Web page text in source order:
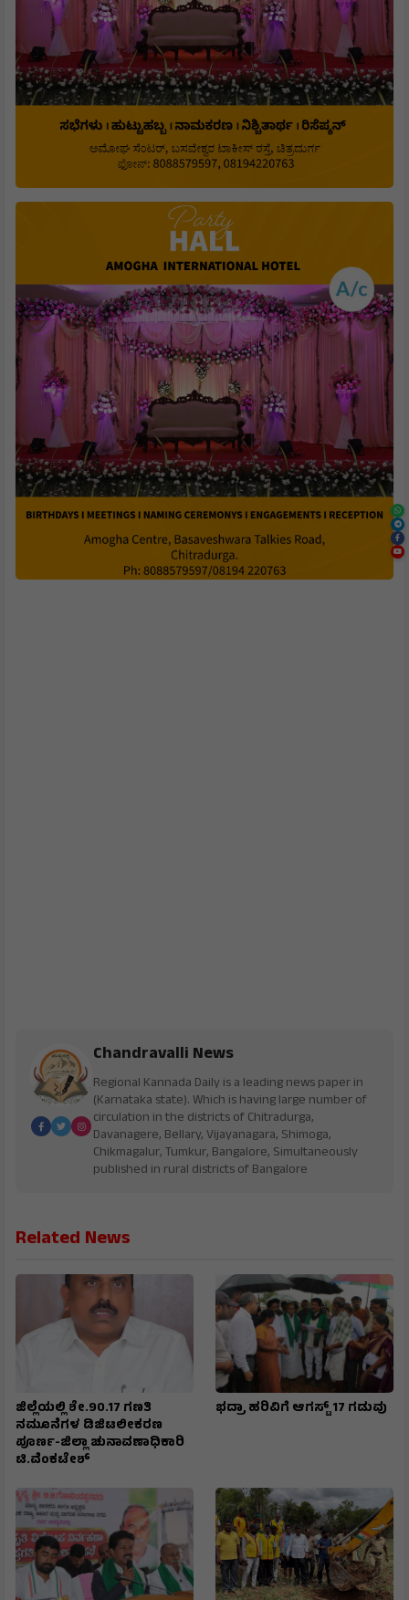
Chandravalli News
Regional Kannada Daily is a leading news paper in
(Karnataka state). Which is having large number of
circulation in the districts of Chitradurga,
Davanagere, Bellary, Vijayanagara, Shimoga,
Chikmagalur, Tumkur, Bangalore, Simultaneously
published in rural districts of Bangalore
Related News
ಜಿಲ್ಲೆಯಲ್ಲಿ ಶೇ.90.17 ಗಣತಿ
ನಮೂನೆಗಳ ಡಿಜಿಟಲೀಕರಣ
ಪೂರ್ಣ-ಜಿಲ್ಲಾ ಚುನಾವಣಾಧಿಕಾರಿ
ಟಿ.ವೆಂಕಟೇಶ್
ಭದ್ರಾ ಹರಿವಿಗೆ ಆಗಸ್ಟ್ 17 ಗಡುವು